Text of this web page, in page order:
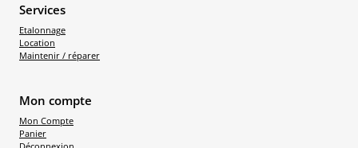
Services
Etalonnage
Location
Maintenir / réparer
Mon compte
Mon Compte
Panier